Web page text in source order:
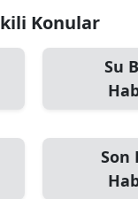
Konular
Su
Son